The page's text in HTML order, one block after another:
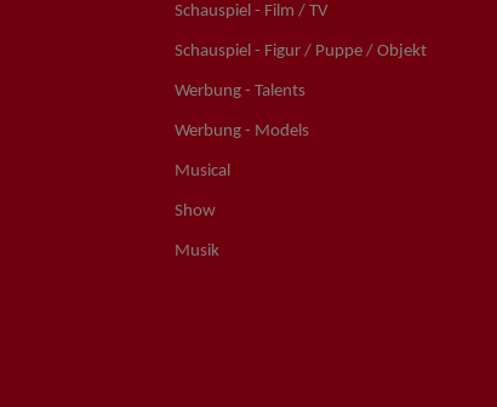
Schauspiel - Film / TV
Schauspiel - Figur / Puppe / Objekt
Werbung - Talents
Werbung - Models
Musical
Show
Musik